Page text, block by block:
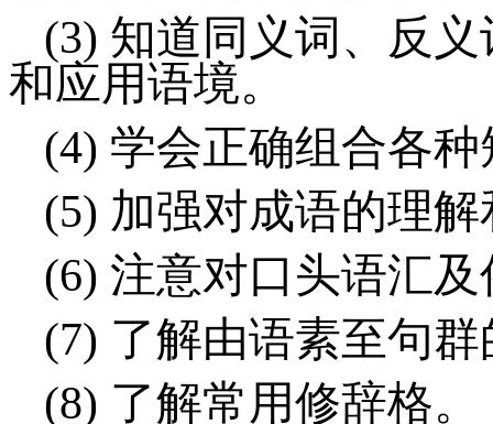
(3) 知道同义词、反
和应用语境。
(4) 学会正确组合各种
(5) 加强对成语的理
(6) 注意对口头语汇
(7) 了解由语素至句
(8) 了解常用修辞格。